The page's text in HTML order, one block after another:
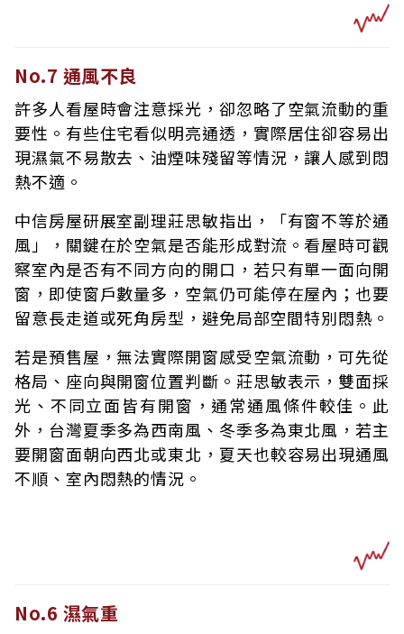
No.7 通風不良
許多人看屋時會注意採光，卻忽略了空氣流動的重
要性。有些住宅看似明亮通透，實際居住卻容易出
現濕氣不易散去、油煙味殘留等情況，讓人感到悶
熱不適。
中信房屋研展室副理莊思敏指出，「有窗不等於通
風」，關鍵在於空氣是否能形成對流。看屋時可觀
察室內是否有不同方向的開口，若只有單一面向開
窗，即使窗戶數量多，空氣仍可能停在屋內；也要
留意長走道或死角房型，避免局部空間特別悶熱。
若是預售屋，無法實際開窗感受空氣流動，可先從
格局、座向與開窗位置判斷。莊思敏表示，雙面採
光、不同立面皆有開窗，通常通風條件較佳。此
外，台灣夏季多為西南風、冬季多為東北風，若主
要開窗面朝向西北或東北，夏天也較容易出現通風
不順、室內悶熱的情況。
No.6 濕氣重